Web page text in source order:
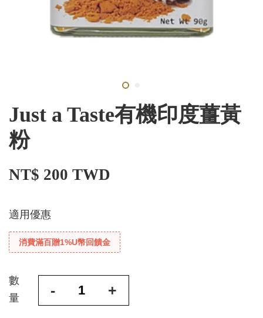
Just a Taste有機印度薑黃
粉
NT$ 200 TWD
適用優惠
消費滿百贈1%U幣回饋金
數
量
- +